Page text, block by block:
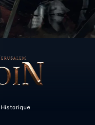
Historique